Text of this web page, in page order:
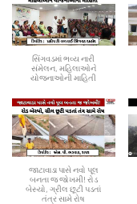
સિંગવડમાં ભવ્ય નારી
સંમેલન, મહિલાઓને
યોજનાઓની માહિતી
જાટાવાડા પાસે નવો પૂલ
બનતા જ જોખમી! રોડ
બેસ્યો, ગ્રીલ છૂટી પડતાં
તંત્ર સામે રોષ